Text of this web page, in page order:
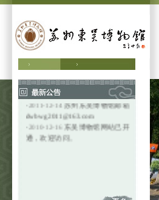
·2024-12-6 更多精彩内容，请关
注微信公众号“苏州东吴博物馆”
2011-12-14 苏州东吴博物馆邮箱
dwbwg2011@163.com
2010-12-16 东吴博物馆网站已开
通，欢迎访问。